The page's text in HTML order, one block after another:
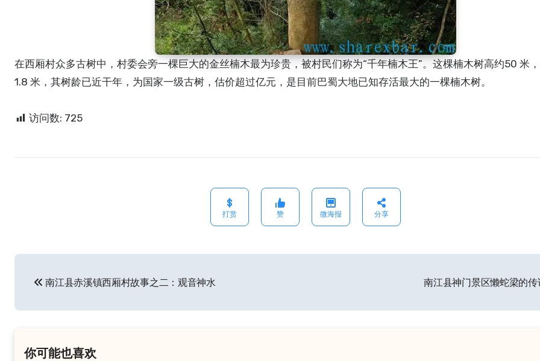
在西厢村众多古树中，村委会旁一棵巨大的金丝楠木最为珍贵，被村民们称为“千年楠木王”。这棵楠木树高约50 米
1.8 米，其树龄已近干年，为国家一级古树，估价超过亿元，是目前巴蜀大地已知存活最大的一棵楠木树。
访问数: 725
打赏 赞 微海报 分享
文
南江县赤溪镇西厢村故事之二：观音神水 南江县神门景区懒蛇梁的
你可能也喜欢